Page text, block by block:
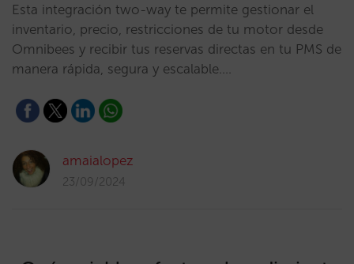
Esta integración two-way te permite gestionar el
inventario, precio, restricciones de tu motor desde
Omnibees y recibir tus reservas directas en tu PMS de
manera rápida, segura y escalable.…
amaialopez
23/09/2024